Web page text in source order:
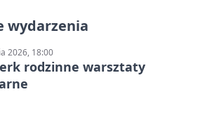
wydarzenia
2026, 18:00
rodzinne warsztaty